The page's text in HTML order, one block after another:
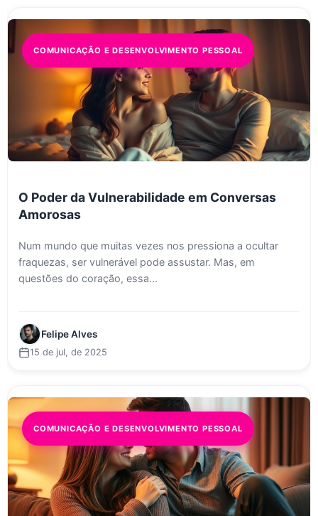
COMUNICAÇÃO E DESENVOLVIMENTO PESSOAL
O Poder da Vulnerabilidade em Conversas
Amorosas
Num mundo que muitas vezes nos pressiona a ocultar
fraquezas, ser vulnerável pode assustar. Mas, em
questões do coração, essa...
Felipe Alves
15 de jul, de 2025
COMUNICAÇÃO E DESENVOLVIMENTO PESSOAL